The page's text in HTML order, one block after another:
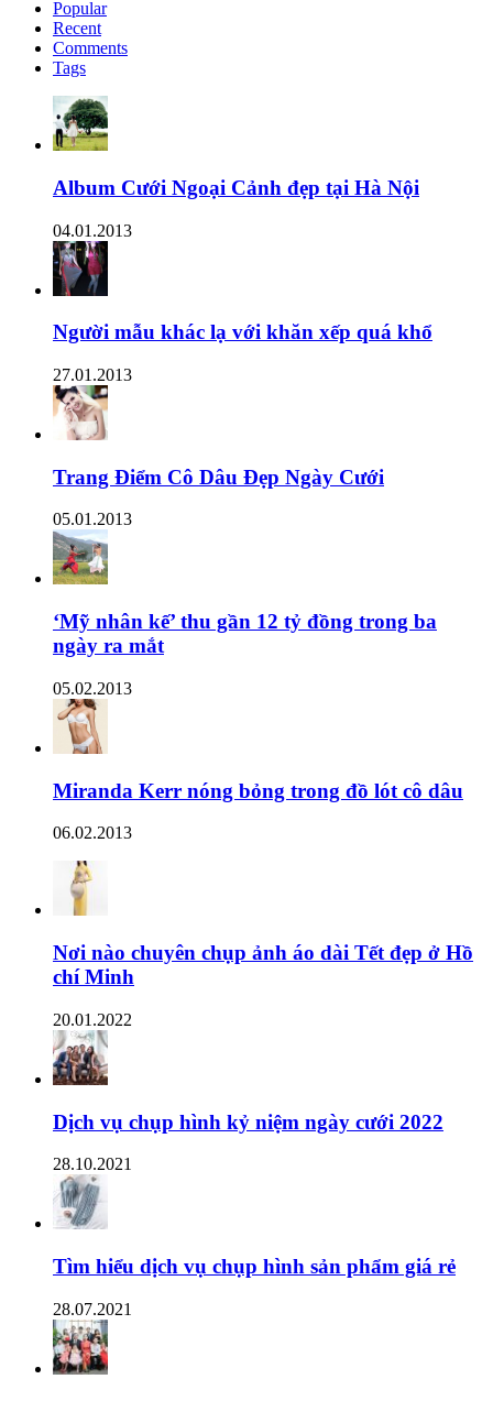
Popular
Recent
Comments
Tags
Album Cưới Ngoại Cảnh đẹp tại Hà Nội
04.01.2013
Người mẫu khác lạ với khăn xếp quá khổ
27.01.2013
Trang Điểm Cô Dâu Đẹp Ngày Cưới
05.01.2013
‘Mỹ nhân kế’ thu gần 12 tỷ đồng trong ba
ngày ra mắt
05.02.2013
Miranda Kerr nóng bỏng trong đồ lót cô dâu
06.02.2013
Nơi nào chuyên chụp ảnh áo dài Tết đẹp ở Hồ
chí Minh
20.01.2022
Dịch vụ chụp hình kỷ niệm ngày cưới 2022
28.10.2021
Tìm hiểu dịch vụ chụp hình sản phẩm giá rẻ
28.07.2021